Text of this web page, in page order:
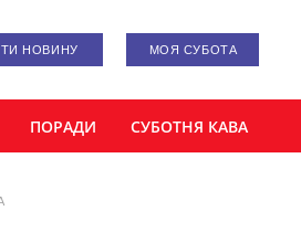
НОВИНУ МОЯ СУБОТА
ПОРАДИ СУБОТНЯ КАВА